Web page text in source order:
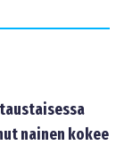
nainen kokee